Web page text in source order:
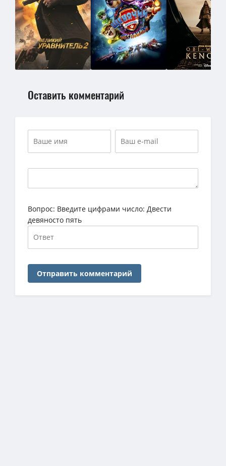
Оставить комментарий
Вопрос: Введите цифрами число: Двести
девяносто пять
Отправить комментарий